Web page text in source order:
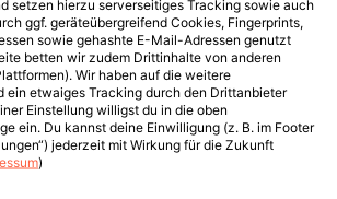
setzen hierzu serverseitiges Tracking sowie auch
ggf. geräteübergreifend Cookies, Fingerprints,
sowie gehashte E-Mail-Adressen genutzt
betten wir zudem Drittinhalte von anderen
Wir haben auf die weitere
ein etwaiges Tracking durch den Drittanbieter
Einstellung willigst du in die oben
ein. Du kannst deine Einwilligung (z. B. im Footer
jederzeit mit Wirkung für die Zukunft
)